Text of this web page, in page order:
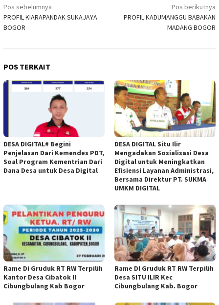
Navigasi
pos
Pos sebelumnya
PROFIL KIARAPANDAK SUKAJAYA
BOGOR
Pos berikutnya
PROFIL KADUMANGGU BABAKAN
MADANG BOGOR
POS TERKAIT
DESA DIGITAL# Begini
Penjelasan Dari Kemendes PDT,
Soal Program Kementrian Dari
Dana Desa untuk Desa Digital
DESA DIGITAL Situ Ilir
Mengadakan Sosialisasi Desa
Digital untuk Meningkatkan
Efisiensi Layanan Administrasi,
Bersama Direktur PT. SUKMA
UMKM DIGITAL
Rame Di Gruduk RT RW Terpilih
Kantor Desa Cibatok II
Cibungbulang Kab Bogor
Rame DI Gruduk RT RW Terpilih
Desa SITU ILIR Kec
Cibungbulang Kab. Bogor